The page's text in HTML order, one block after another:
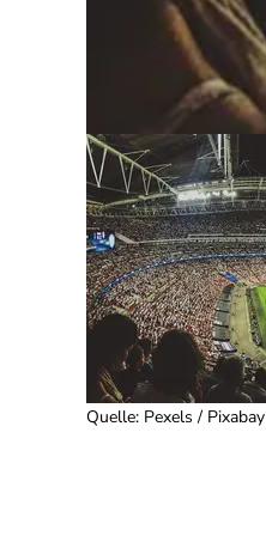
Quelle: Pexels / Pixabay